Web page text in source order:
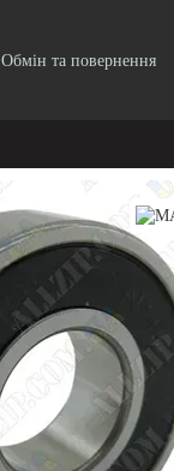
Обмін та повернення